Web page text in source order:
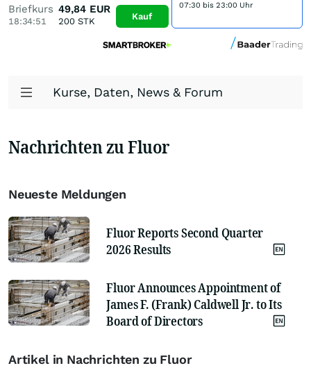
Briefkurs
18:34:51
49,84 EUR
200STK Kauf
07:30 bis 23:00 Uhr
Kurse, Daten, News & Forum
Nachrichten zu Fluor
Neueste Meldungen
Fluor Reports Second Quarter
2026 Results
Fluor Announces Appointment of
James F. (Frank) Caldwell Jr. to Its
Board of Directors
Artikel in Nachrichten zu Fluor